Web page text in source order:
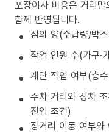
포장이사 비용은 거리
함께 반영됩니다.
짐의 양(수납량/박
작업 인원 수(가구·
계단 작업 여부(층
주차 거리와 정차
진입 조건)
장거리 이동 여부와